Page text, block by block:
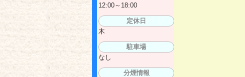
12:00～18:00
定休日
木
駐車場
なし
分煙情報